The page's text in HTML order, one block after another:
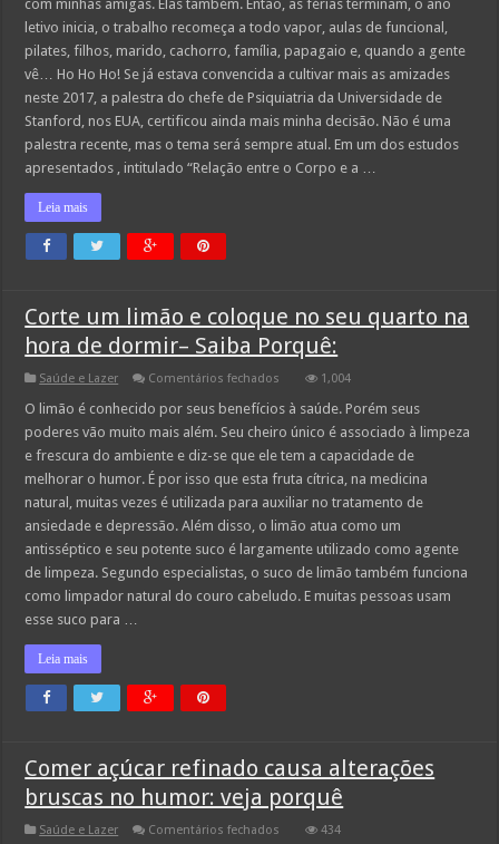
as
amigas
é
tão
importante
para
a
quanto
fazer
ginástica
com minhas amigas. Elas também. Então, as férias terminam, o ano
letivo inicia, o trabalho recomeça a todo vapor, aulas de funcional,
pilates, filhos, marido, cachorro, família, papagaio e, quando a gente
vê… Ho Ho Ho! Se já estava convencida a cultivar mais as amizades
neste 2017, a palestra do chefe de Psiquiatria da Universidade de
Stanford, nos EUA, certificou ainda mais minha decisão. Não é uma
palestra recente, mas o tema será sempre atual. Em um dos estudos
apresentados , intitulado “Relação entre o Corpo e a …
Leia mais
Corte um limão e coloque no seu quarto na
hora de dormir– Saiba Porquê:
Saúde e Lazer Comentários fechados
um
e
coloque
no
seu
quarto
na
hora
dormir–
Saiba
Porquê:
1,004
O limão é conhecido por seus benefícios à saúde. Porém seus
poderes vão muito mais além. Seu cheiro único é associado à limpeza
e frescura do ambiente e diz-se que ele tem a capacidade de
melhorar o humor. É por isso que esta fruta cítrica, na medicina
natural, muitas vezes é utilizada para auxiliar no tratamento de
ansiedade e depressão. Além disso, o limão atua como um
antisséptico e seu potente suco é largamente utilizado como agente
de limpeza. Segundo especialistas, o suco de limão também funciona
como limpador natural do couro cabeludo. E muitas pessoas usam
esse suco para …
Leia mais
Comer açúcar refinado causa alterações
bruscas no humor: veja porquê
Saúde e Lazer Comentários fechados 434